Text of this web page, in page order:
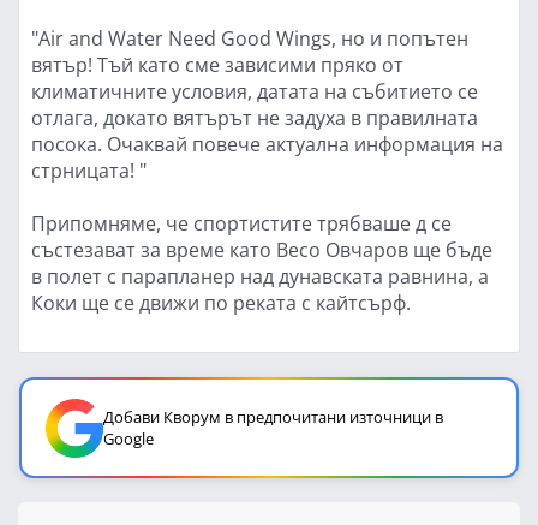
"Air and Water Need Good Wings, но и попътен
вятър! Тъй като сме зависими пряко от
климатичните условия, датата на събитието се
отлага, докато вятърът не задуха в правилната
посока. Очаквай повече актуална информация на
стрницата! "
Припомняме, че спортистите трябваше д се
състезават за време като Весо Овчаров ще бъде
в полет с парапланер над дунавската равнина, а
Коки ще се движи по реката с кайтсърф.
Добави Кворум в предпочитани източници в
Google